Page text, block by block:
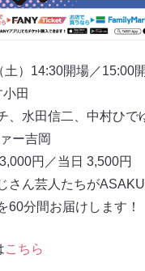
土）14:30開場／15:00
田
、水田信二、中村ひで
ー吉岡
円／当日 3,500円
さん芸人たちが
60分間お届けします！
こちら